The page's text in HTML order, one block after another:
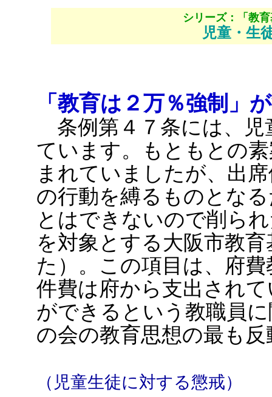
シリーズ：「教
児童・生
「教育は２万％強制」
条例第４７条には、児
ています。もともとの
まれていましたが、出
の行動を縛るものとな
とはできないので削ら
を対象とする大阪市教
た）。この項目は、府
件費は府から支出され
ができるという教職員
の会の教育思想の最も
（児童生徒に対する懲戒）